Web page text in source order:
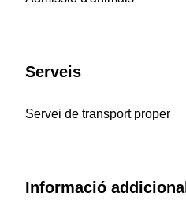
Serveis
Servei de transport proper
Informació addicional